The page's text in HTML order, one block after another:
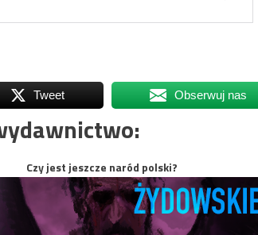
Tweet Obserwuj nas
Czy jest jeszcze naród polski?